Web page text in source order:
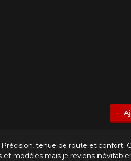
tenue de route et confort.
et modèles mais je reviens